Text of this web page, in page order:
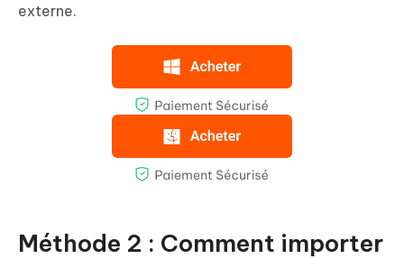
externe.
Méthode 2 : Comment importer